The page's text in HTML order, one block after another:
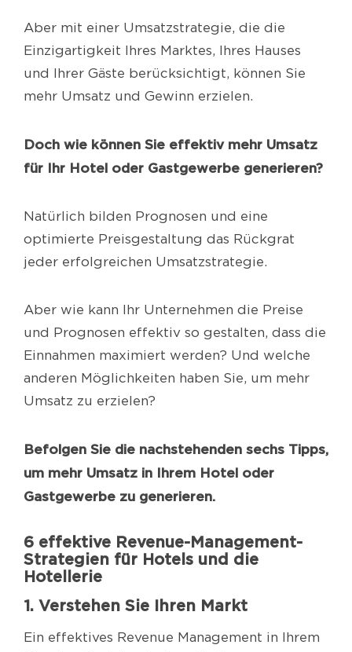
Aber mit einer Umsatzstrategie, die die
Einzigartigkeit Ihres Marktes, Ihres Hauses
und Ihrer Gäste berücksichtigt, können Sie
mehr Umsatz und Gewinn erzielen.
Doch wie können Sie effektiv mehr Umsatz
für Ihr Hotel oder Gastgewerbe generieren?
Natürlich bilden Prognosen und eine
optimierte Preisgestaltung das Rückgrat
jeder erfolgreichen Umsatzstrategie.
Aber wie kann Ihr Unternehmen die Preise
und Prognosen effektiv so gestalten, dass die
Einnahmen maximiert werden? Und welche
anderen Möglichkeiten haben Sie, um mehr
Umsatz zu erzielen?
Befolgen Sie die nachstehenden sechs Tipps,
um mehr Umsatz in Ihrem Hotel oder
Gastgewerbe zu generieren.
6 effektive Revenue-Management-
Strategien für Hotels und die
Hotellerie
1. Verstehen Sie Ihren Markt
Ein effektives Revenue Management in Ihrem